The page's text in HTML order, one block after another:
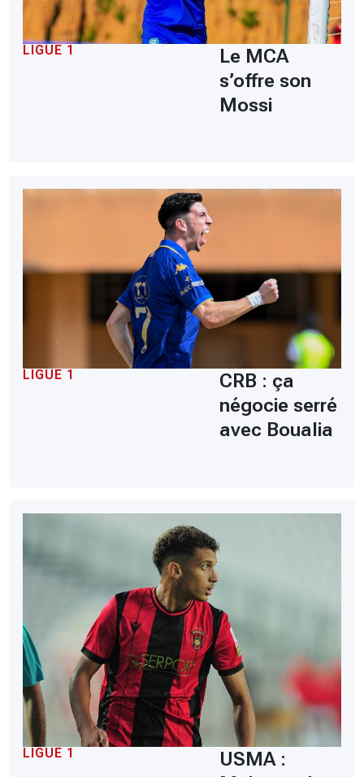
LIGUE 1
Le MCA
s’offre son
Mossi
LIGUE 1
CRB : ça
négocie serré
avec Boualia
LIGUE 1
USMA :